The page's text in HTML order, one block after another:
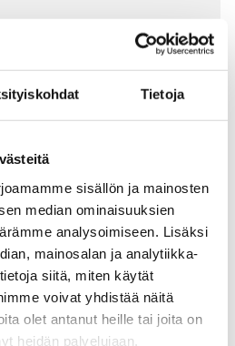
Tietoja
sisällön ja mainosten
median ominaisuuksien
analysoimiseen. Lisäksi
mainosalan ja analytiikka-
siitä, miten käytät
voivat yhdistää näitä
olet antanut heille tai joita on
heidän palvelujaan.
SEMOFLEX E-CU